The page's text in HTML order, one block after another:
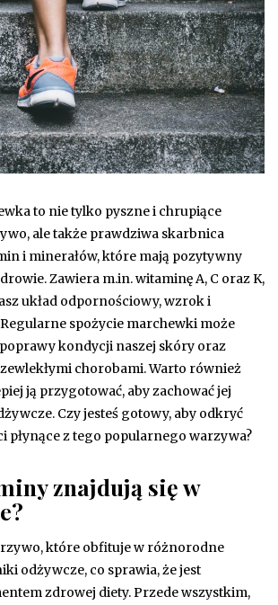
to nie tylko pyszne i chrupiące
ale także prawdziwa skarbnica
i minerałów, które mają pozytywny
Zawiera m.in. witaminę A, C oraz K,
układ odpornościowy, wzrok i
spożycie marchewki może
kondycji naszej skóry oraz
chorobami. Warto również
ją przygotować, aby zachować jej
Czy jesteś gotowy, aby odkryć
płynące z tego popularnego warzywa?
znajdują się w
które obfituje w różnorodne
odżywcze, co sprawia, że jest
zdrowej diety. Przede wszystkim,